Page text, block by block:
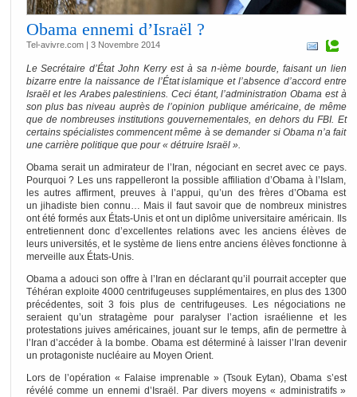
Obama ennemi d’Israël ?
Tel-avivre.com | 3 Novembre 2014
Le Secrétaire d’État John Kerry est à sa n-ième bourde, faisant un lien
bizarre entre la naissance de l’État islamique et l’absence d’accord entre
Israël et les Arabes palestiniens. Ceci étant, l’administration Obama est à
son plus bas niveau auprès de l’opinion publique américaine, de même
que de nombreuses institutions gouvernementales, en dehors du FBI. Et
certains spécialistes commencent même à se demander si Obama n’a fait
une carrière politique que pour « détruire Israël ».
Obama serait un admirateur de l’Iran, négociant en secret avec ce pays.
Pourquoi ? Les uns rappelleront la possible affiliation d’Obama à l’Islam,
les autres affirment, preuves à l’appui, qu’un des frères d’Obama est
un jihadiste bien connu… Mais il faut savoir que de nombreux ministres
ont été formés aux États-Unis et ont un diplôme universitaire américain. Ils
entretiennent donc d’excellentes relations avec les anciens élèves de
leurs universités, et le système de liens entre anciens élèves fonctionne à
merveille aux États-Unis.
Obama a adouci son offre à l’Iran en déclarant qu’il pourrait accepter que
Téhéran exploite 4000 centrifugeuses supplémentaires, en plus des 1300
précédentes, soit 3 fois plus de centrifugeuses. Les négociations ne
seraient qu’un stratagème pour paralyser l’action israélienne et les
protestations juives américaines, jouant sur le temps, afin de permettre à
l’Iran d’accéder à la bombe. Obama est déterminé à laisser l’Iran devenir
un protagoniste nucléaire au Moyen Orient.
Lors de l’opération « Falaise imprenable » (Tsouk Eytan), Obama s’est
révélé comme un ennemi d’Israël. Par divers moyens « administratifs »